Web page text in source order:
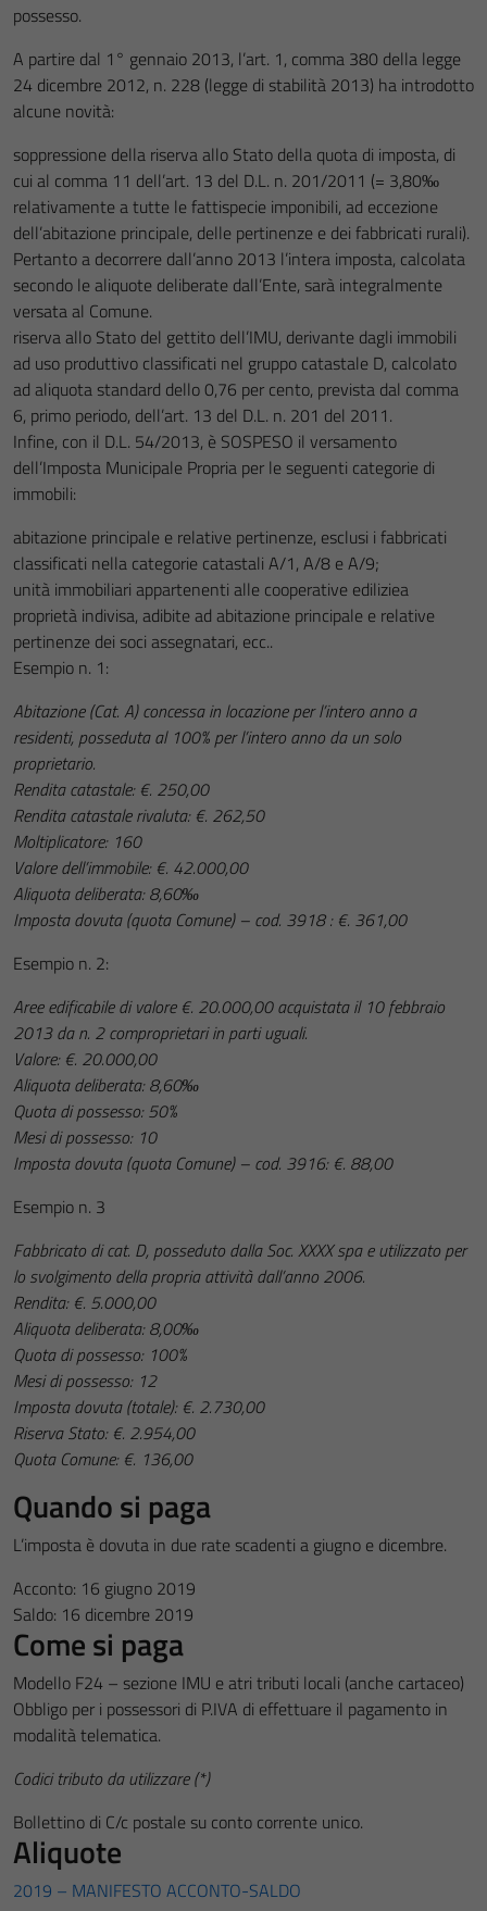
possesso.
A partire dal 1° gennaio 2013, l’art. 1, comma 380 della legge
24 dicembre 2012, n. 228 (legge di stabilità 2013) ha introdotto
alcune novità:
soppressione della riserva allo Stato della quota di imposta, di
cui al comma 11 dell’art. 13 del D.L. n. 201/2011 (= 3,80‰
relativamente a tutte le fattispecie imponibili, ad eccezione
dell’abitazione principale, delle pertinenze e dei fabbricati rurali).
Pertanto a decorrere dall’anno 2013 l’intera imposta, calcolata
secondo le aliquote deliberate dall’Ente, sarà integralmente
versata al Comune.
riserva allo Stato del gettito dell’IMU, derivante dagli immobili
ad uso produttivo classificati nel gruppo catastale D, calcolato
ad aliquota standard dello 0,76 per cento, prevista dal comma
6, primo periodo, dell’art. 13 del D.L. n. 201 del 2011.
Infine, con il D.L. 54/2013, è SOSPESO il versamento
dell’Imposta Municipale Propria per le seguenti categorie di
immobili:
abitazione principale e relative pertinenze, esclusi i fabbricati
classificati nella categorie catastali A/1, A/8 e A/9;
unità immobiliari appartenenti alle cooperative ediliziea
proprietà indivisa, adibite ad abitazione principale e relative
pertinenze dei soci assegnatari, ecc..
Esempio n. 1:
Abitazione (Cat. A) concessa in locazione per l’intero anno a
residenti, posseduta al 100% per l’intero anno da un solo
proprietario.
Rendita catastale: €. 250,00
Rendita catastale rivaluta: €. 262,50
Moltiplicatore: 160
Valore dell’immobile: €. 42.000,00
Aliquota deliberata: 8,60‰
Imposta dovuta (quota Comune) – cod. 3918 : €. 361,00
Esempio n. 2:
Aree edificabile di valore €. 20.000,00 acquistata il 10 febbraio
2013 da n. 2 comproprietari in parti uguali.
Valore: €. 20.000,00
Aliquota deliberata: 8,60‰
Quota di possesso: 50%
Mesi di possesso: 10
Imposta dovuta (quota Comune) – cod. 3916: €. 88,00
Esempio n. 3
Fabbricato di cat. D, posseduto dalla Soc. XXXX spa e utilizzato per
lo svolgimento della propria attività dall’anno 2006.
Rendita: €. 5.000,00
Aliquota deliberata: 8,00‰
Quota di possesso: 100%
Mesi di possesso: 12
Imposta dovuta (totale): €. 2.730,00
Riserva Stato: €. 2.954,00
Quota Comune: €. 136,00
Quando si paga
L’imposta è dovuta in due rate scadenti a giugno e dicembre.
Acconto: 16 giugno 2019
Saldo: 16 dicembre 2019
Come si paga
Modello F24 – sezione IMU e atri tributi locali (anche cartaceo)
Obbligo per i possessori di P.IVA di effettuare il pagamento in
modalità telematica.
Codici tributo da utilizzare (*)
Bollettino di C/c postale su conto corrente unico.
Aliquote
2019 – MANIFESTO ACCONTO-SALDO
Questi cookie